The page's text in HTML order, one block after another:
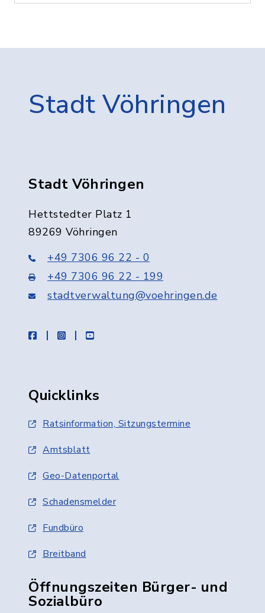
Stadt Vöhringen
Stadt Vöhringen
Hettstedter Platz 1
89269 Vöhringen
+49 7306 96 22 - 0
+49 7306 96 22 - 199
stadtverwaltung@voehringen.de
facebookinstagramyoutube
Quicklinks
Ratsinformation, Sitzungstermine
Amtsblatt
Geo-Datenportal
Schadensmelder
Fundbüro
Breitband
Öffnungszeiten Bürger- und
Sozialbüro